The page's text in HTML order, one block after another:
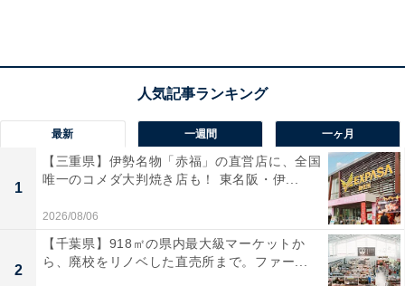
赤い矢印が風向です
最新 一週間 一ヶ月
1
【三重県】伊勢名物「赤福」の直営店に、全国
唯一のコメダ大判焼き店も！ 東名阪・伊...
2026/08/06
2
【千葉県】918㎡の県内最大級マーケットか
ら、廃校をリノベした直売所まで。ファー...